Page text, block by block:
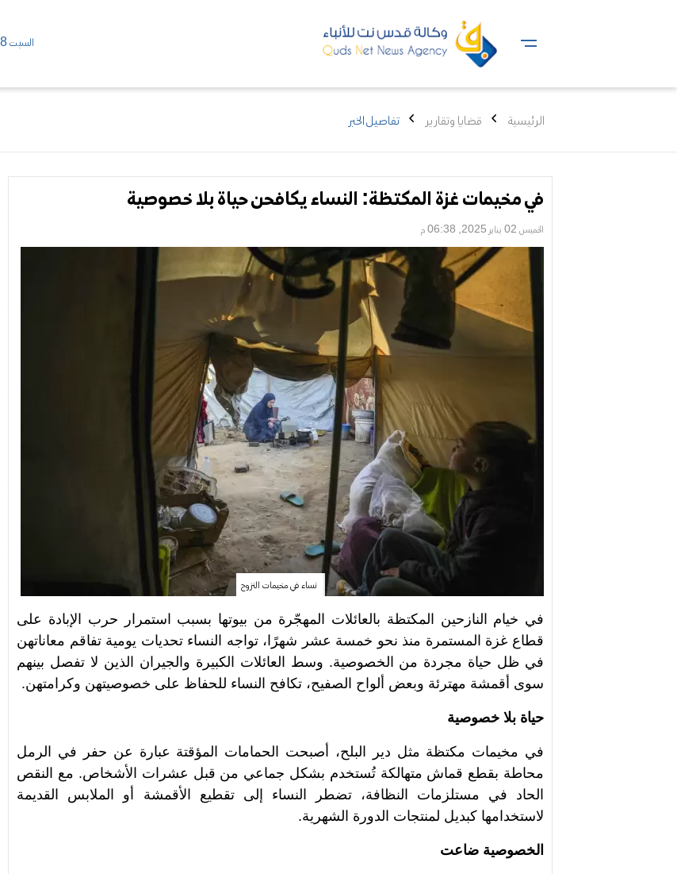
السبت 08 أغسطس/ 2026
الرئيسية قضايا وتقارير تفاصيل الخبر
في مخيمات غزة المكتظة: النساء يكافحن حياة بلا خصوصية
الخميس 02 يناير 2025, 06:38 م
نساء في مخيمات النزوح
في خيام النازحين المكتظة بالعائلات المهجّرة من بيوتها بسبب استمرار حرب الإبادة على
قطاع غزة المستمرة منذ نحو خمسة عشر شهرًا، تواجه النساء تحديات يومية تفاقم معاناتهن
في ظل حياة مجردة من الخصوصية. وسط العائلات الكبيرة والجيران الذين لا تفصل بينهم
سوى أقمشة مهترئة وبعض ألواح الصفيح، تكافح النساء للحفاظ على خصوصيتهن وكرامتهن.
حياة بلا خصوصية
في مخيمات مكتظة مثل دير البلح، أصبحت الحمامات المؤقتة عبارة عن حفر في الرمل
محاطة بقطع قماش متهالكة تُستخدم بشكل جماعي من قبل عشرات الأشخاص. مع النقص
الحاد في مستلزمات النظافة، تضطر النساء إلى تقطيع الأقمشة أو الملابس القديمة
لاستخدامها كبديل لمنتجات الدورة الشهرية.
الخصوصية ضاعت